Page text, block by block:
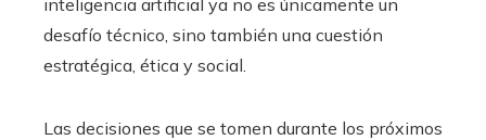
inteligencia artificial ya no es únicamente un
desafío técnico, sino también una cuestión
estratégica, ética y social.
Las decisiones que se tomen durante los próximos